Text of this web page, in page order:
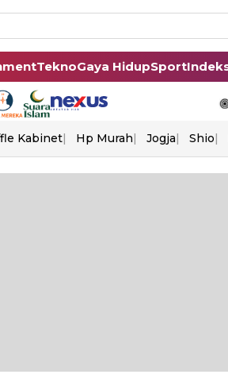
TeknoGaya HidupSport
Kabinet Hp Murah Jogja Shio